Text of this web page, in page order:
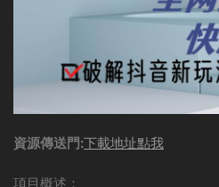
資源傳送門:下載地址點我
項目概述：